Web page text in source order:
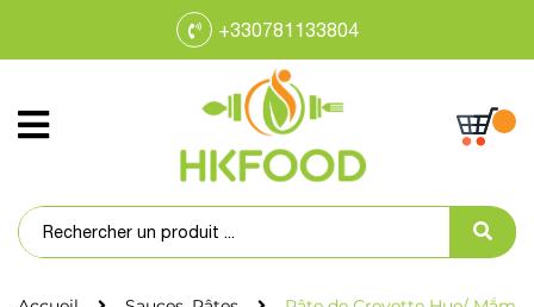
+330781133804